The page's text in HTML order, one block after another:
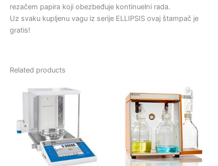
rezačem papira koji obezbeđuje kontinuelni rada.
Uz svaku kupljenu vagu iz serije ELLIPSIS ovaj štampač je
gratis!
Related products